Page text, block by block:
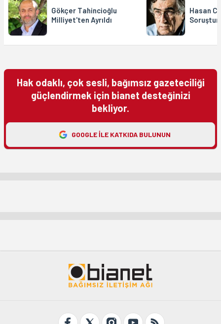
Gökçer Tahincioğlu
Milliyet'ten Ayrıldı
Hasan
Hak odaklı, çok sesli, bağımsız gazeteciliği
güçlendirmek için bianet desteğinizi
bekliyor.
GOOGLE ILE KATKIDA BULUNUN